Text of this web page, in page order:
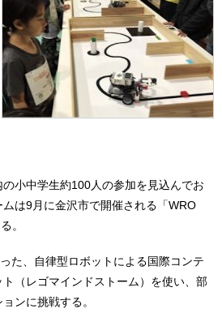
⼩中学⽣約100⼈の参加を⾒込んでお
は9⽉に⾦沢市で開催される「WRO
。
た、⾃律型ロボットによる国際コンテ
（レゴマインドストーム）を使い、部
ンに挑戦する。